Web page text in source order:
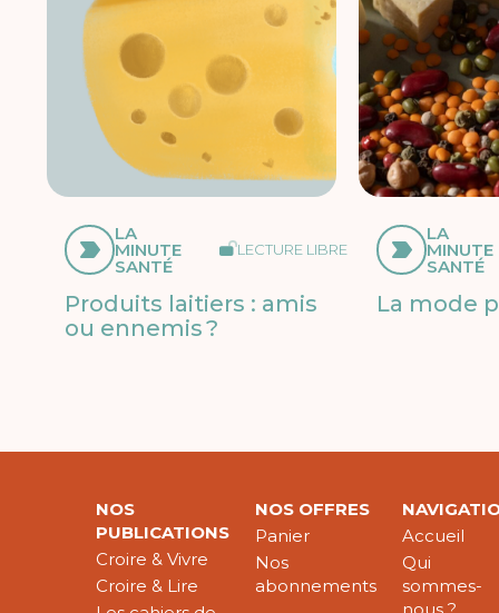
LA
MINUTE
SANTÉ
LECTURE LIBRE
Produits laitiers : amis
ou ennemis ?
LA
MINUTE
SANTÉ
La mode
NOS
PUBLICATIONS
Croire & Vivre
Croire & Lire
NOS OFFRES
Panier
Nos
abonnements
Accueil
Qui
sommes-